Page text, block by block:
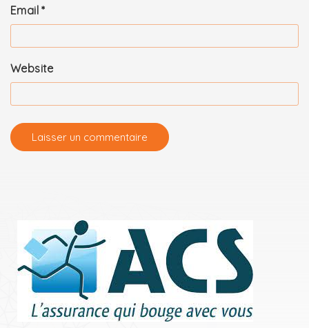
Email*
Website